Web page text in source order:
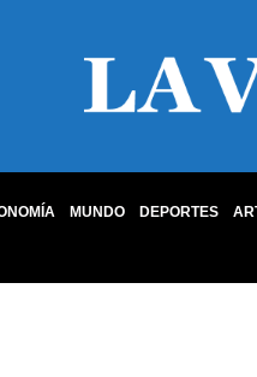
MUNDO DEPORTES